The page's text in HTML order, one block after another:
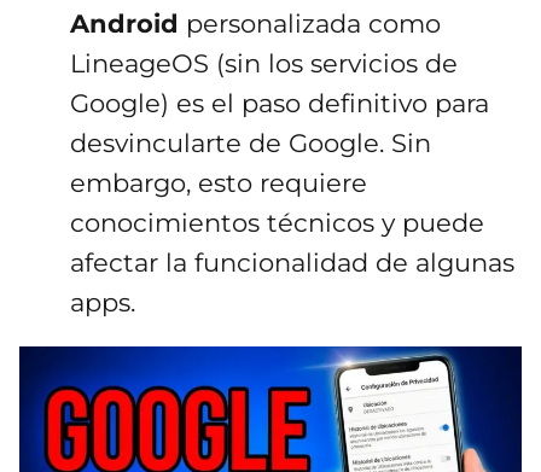
Android personalizada como
LineageOS (sin los servicios de
Google) es el paso definitivo para
desvincularte de Google. Sin
embargo, esto requiere
conocimientos técnicos y puede
afectar la funcionalidad de algunas
apps.